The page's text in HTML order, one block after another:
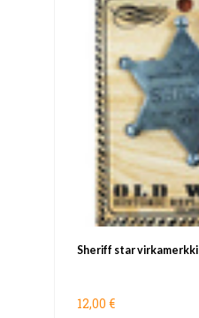
Sheriff star virkamerkki
12,00 €